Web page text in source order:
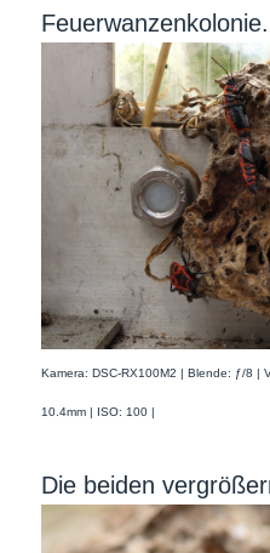
Feuerwanzenkolonie.
Kamera: DSC-RX100M2 | Blende: ƒ/8 |
10.4mm | ISO: 100 |
Die beiden